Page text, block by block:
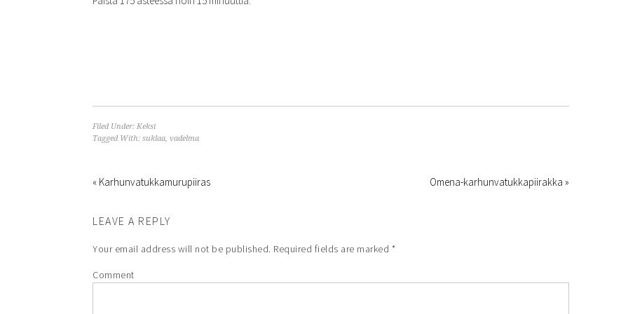
Filed Under: Keksi
Tagged With: suklaa, vadelma
« Karhunvatukkamurupiiras Omena-karhunvatukkapiirakka »
LEAVE A REPLY
Your email address will not be published. Required fields are marked *
Comment